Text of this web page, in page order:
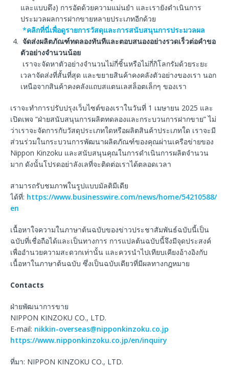
และแบบดึง) การอัดด้วยความแม่นยำ และเรายังดำเนินการ
ประมวลผลการฝากขายหลายประเภทอีกด้วย
*คลิกที่นี่เพื่อดูรายการวัสดุและการสนับสนุนการประมวลผล
จัดส่งผลิตภัณฑ์ทดลองทันทีและตอบสนองอย่างรวดเร็วต่อคำขอ
ตัวอย่างจำนวนน้อย
เราจะจัดหาตัวอย่างจำนวนไม่กี่ชิ้นหรือไม่กี่กิโลกรัมด้วยระยะ
เวลาจัดส่งที่สั้นที่สุด และขยายสินค้าคงคลังตัวอย่างของเรา นอก
เหนือจากสินค้าคงคลังแถบสแตนเลสล็อตเล็กๆ ของเรา
เราจะทำการปรับปรุงเว็บไซต์ของเราในวันที่ 1 เมษายน 2025 และ
เปิดเพจ “ฝ่ายสนับสนุนการผลิตทดลองและกระบวนการฝากขาย” ไม่
ว่าเราจะจัดการกับวัสดุประเภทใดหรือผลิตสินค้าประเภทใด เราจะมี
ส่วนร่วมในกระบวนการพัฒนาผลิตภัณฑ์ของคุณผ่านเครือข่ายของ
Nippon Kinzoku และสนับสนุนคุณในการดำเนินการผลิตจำนวน
มาก ดังนั้นโปรดอย่าลังเลที่จะติดต่อเราได้ตลอดเวลา
สามารถรับชมภาพในรูปแบบมัลติมีเดีย
ได้ที่: https://www.businesswire.com/news/home/54210588/
en
เนื้อหาใจความในภาษาต้นฉบับของข่าวประชาสัมพันธ์ฉบับนี้เป็น
ฉบับที่เชื่อถือได้และเป็นทางการ การแปลต้นฉบับนี้จึงมีจุดประสงค์
เพื่ออำนวยความสะดวกเท่านั้น และควรนำไปเทียบเคียงอ้างอิงกับ
เนื้อหาในภาษาต้นฉบับ ซึ่งเป็นฉบับเดียวที่มีผลทางกฎหมาย
Contacts
ฝ่ายพัฒนาการขาย
NIPPON KINZOKU CO., LTD.
E-mail: nikkin-overseas@nipponkinzoku.co.jp
https://www.nipponkinzoku.co.jp/en/inquiry
ที่มา: NIPPON KINZOKU CO., LTD.